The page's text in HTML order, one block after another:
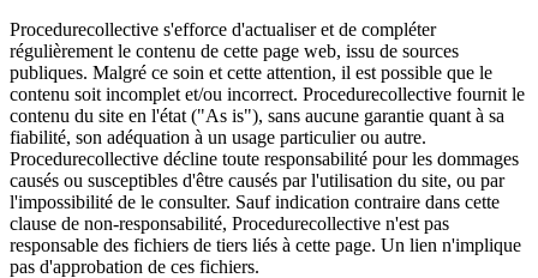
Procedurecollective s'efforce d'actualiser et de compléter
régulièrement le contenu de cette page web, issu de sources
publiques. Malgré ce soin et cette attention, il est possible que le
contenu soit incomplet et/ou incorrect. Procedurecollective fournit le
contenu du site en l'état ("As is"), sans aucune garantie quant à sa
fiabilité, son adéquation à un usage particulier ou autre.
Procedurecollective décline toute responsabilité pour les dommages
causés ou susceptibles d'être causés par l'utilisation du site, ou par
l'impossibilité de le consulter. Sauf indication contraire dans cette
clause de non-responsabilité, Procedurecollective n'est pas
responsable des fichiers de tiers liés à cette page. Un lien n'implique
pas d'approbation de ces fichiers.